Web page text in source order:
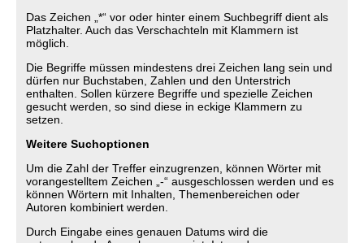
Das Zeichen „*“ vor oder hinter einem Suchbegriff dient als
Platzhalter. Auch das Verschachteln mit Klammern ist
möglich.
Die Begriffe müssen mindestens drei Zeichen lang sein und
dürfen nur Buchstaben, Zahlen und den Unterstrich
enthalten. Sollen kürzere Begriffe und spezielle Zeichen
gesucht werden, so sind diese in eckige Klammern zu
setzen.
Weitere Suchoptionen
Um die Zahl der Treffer einzugrenzen, können Wörter mit
vorangestelltem Zeichen „-“ ausgeschlossen werden und es
können Wörtern mit Inhalten, Themenbereichen oder
Autoren kombiniert werden.
Durch Eingabe eines genauen Datums wird die